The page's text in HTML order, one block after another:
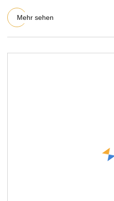
Feuchtigkeitsversorgung u
Mehr sehen